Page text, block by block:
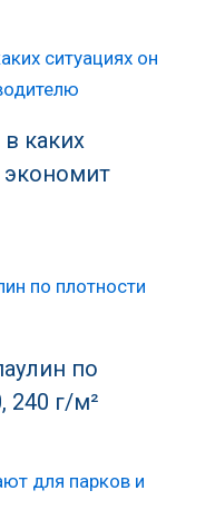
каких
экономит
по
240 г/м²